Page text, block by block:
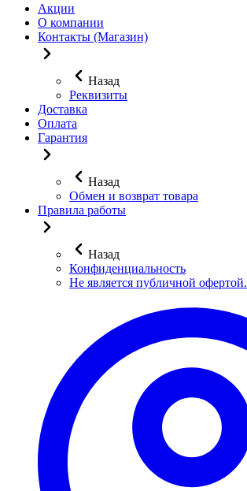
Акции
О компании
Контакты (Магазин)
Назад
Реквизиты
Доставка
Оплата
Гарантия
Назад
Обмен и возврат товара
Правила работы
Назад
Конфиденциальность
Не является публичной офертой.